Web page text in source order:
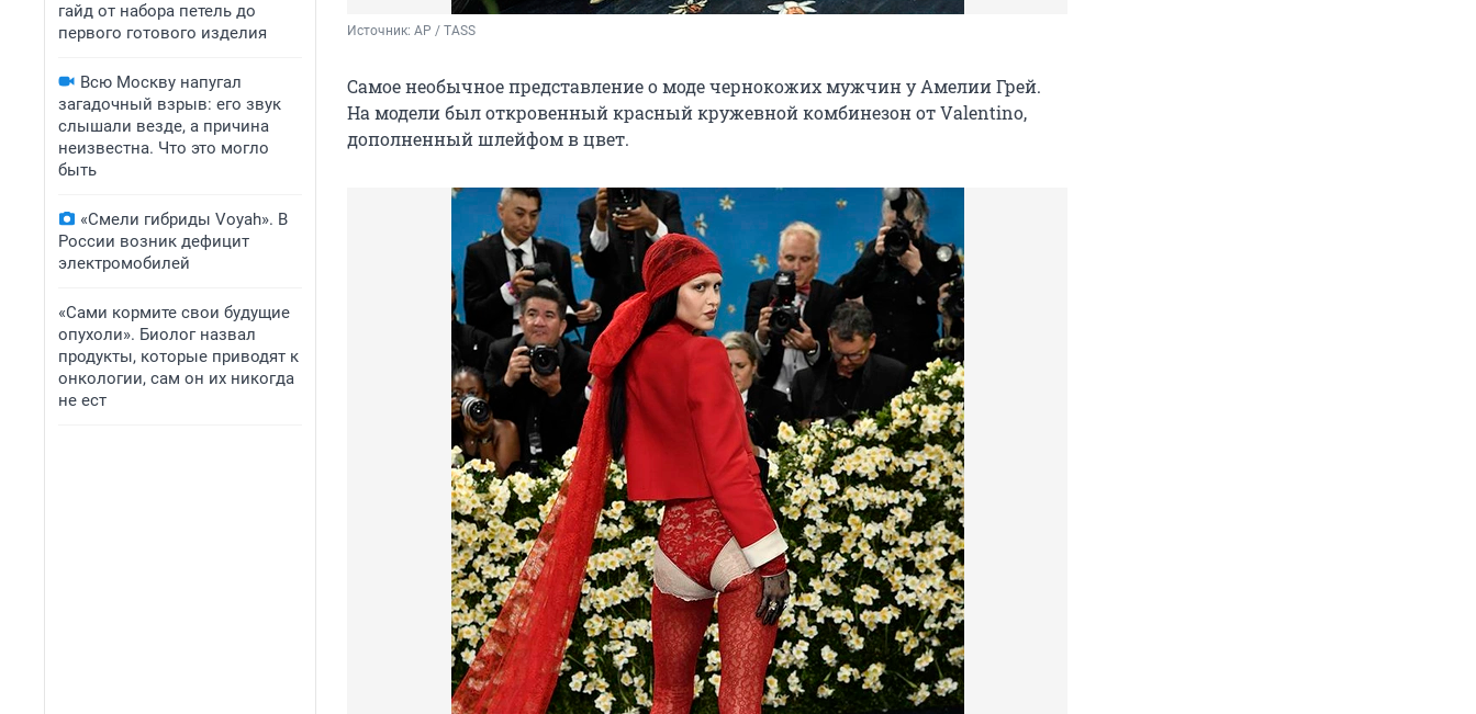
гайд от набора петель до
первого готового изделия
Всю Москву напугал
загадочный взрыв: его звук
слышали везде, а причина
неизвестна. Что это могло
быть
«Смели гибриды Voyah». В
России возник дефицит
электромобилей
«Сами кормите свои будущие
опухоли». Биолог назвал
продукты, которые приводят к
онкологии, сам он их никогда
не ест
Источник: AP / TASS
Самое необычное представление о моде чернокожих мужчин у Амелии Грей.
На модели был откровенный красный кружевной комбинезон от Valentino,
дополненный шлейфом в цвет.